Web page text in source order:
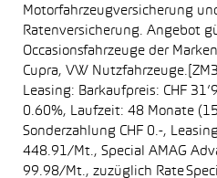
Motorfahrzeugversicherung
Ratenversicherung. Angebot
Occasionsfahrzeuge der
Cupra, VW
Leasing: Barkaufpreis: CHF
0.60%, Laufzeit: 48 Monate
Sonderzahlung CHF 0.-,
448.91/Mt., Special AMAG
99.98/Mt., zuzüglich Rate